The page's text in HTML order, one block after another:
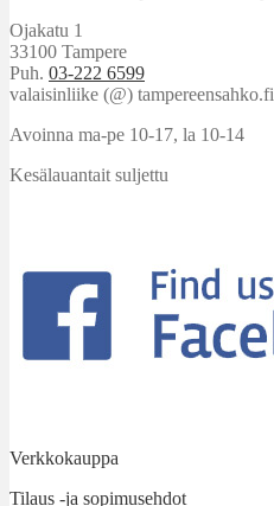
Ojakatu 1
33100 Tampere
Puh. 03-222 6599
valaisinliike (@) tampereensahko.fi
Avoinna ma-pe 10-17, la 10-14
Kesälauantait suljettu
Verkkokauppa
Tilaus -ja sopimusehdot